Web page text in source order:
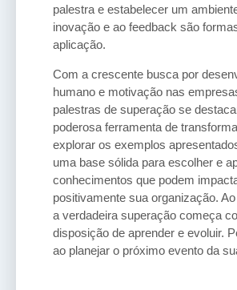
palestra e estabelecer um
inovação e ao feedback são
aplicação.
Com a crescente busca por
humano e motivação nas
palestras de superação se
poderosa ferramenta de
explorar os exemplos
uma base sólida para escolher e
conhecimentos que podem
positivamente sua organização.
a verdadeira superação começa
disposição de aprender e evoluir.
ao planejar o próximo evento da